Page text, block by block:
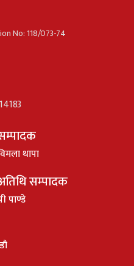
No: 118/073-74
थापा
सम्पादक
पाण्डे